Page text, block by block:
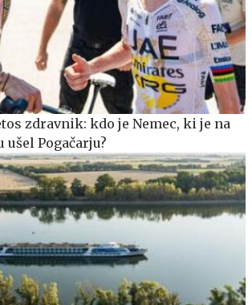
zdravnik: kdo je Nemec, ki je na
ušel Pogačarju?